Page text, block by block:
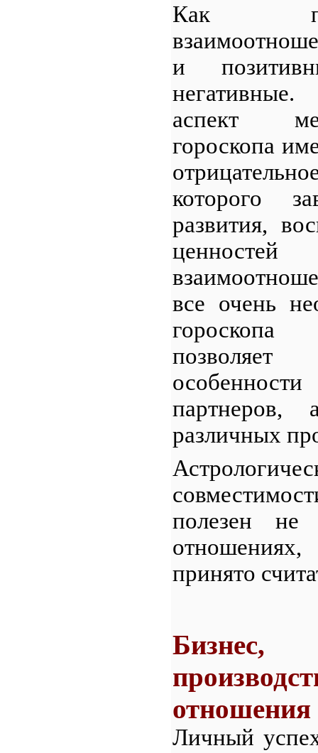
Как
и
аспект
гороскопа
которого
развития,
все очень
различных
полезен
принято
отношения
Личный